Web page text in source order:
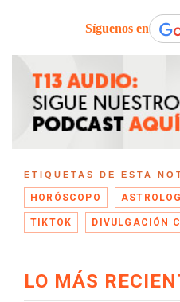
Síguenos en
ETIQUETAS DE ESTA
HORÓSCOPO
TIKTOK DIVULGACIÓN
LO MÁS